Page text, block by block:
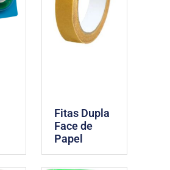
Fitas Dupla
Face de
Papel